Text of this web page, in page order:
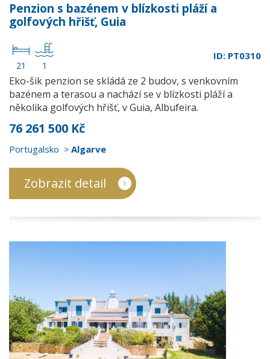
Penzion s bazénem v blízkosti pláží a
golfových hřišť, Guia
21 1
ID: PT0310
Eko-šik penzion se skládá ze 2 budov, s venkovním
bazénem a terasou a nachází se v blízkosti pláží a
několika golfových hřišť, v Guia, Albufeira.
76 261 500 Kč
Portugalsko Algarve
Zobrazit detail